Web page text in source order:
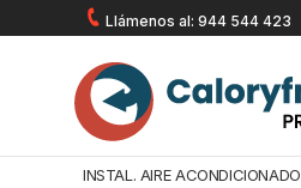
Llámenos al: 944 544 423
INSTAL. AIRE ACONDICIONADO